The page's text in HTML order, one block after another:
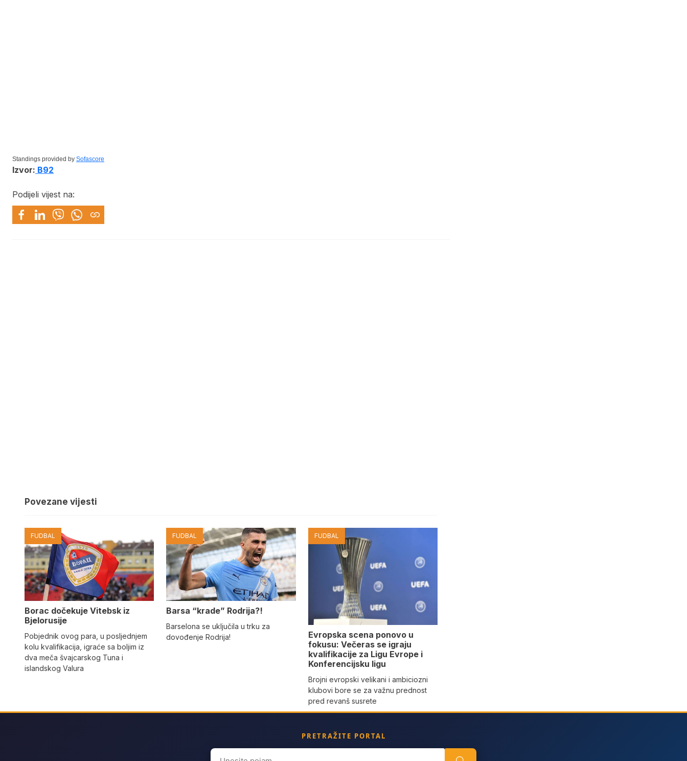
Standings provided by Sofascore
Izvor: B92
Podijeli vijest na:
Povezane vijesti
FUDBAL
Borac dočekuje Vitebsk iz
Bjelorusije
Pobjednik ovog para, u posljednjem
kolu kvalifikacija, igraće sa boljim iz
dva meča švajcarskog Tuna i
islandskog Valura
FUDBAL
Barsa “krade” Rodrija?!
Barselona se uključila u trku za
dovođenje Rodrija!
FUDBAL
Evropska scena ponovo u
fokusu: Večeras se igraju
kvalifikacije za Ligu Evrope i
Konferencijsku ligu
Brojni evropski velikani i ambiciozni
klubovi bore se za važnu prednost
pred revanš susrete
PRETRAŽITE PORTAL
Search